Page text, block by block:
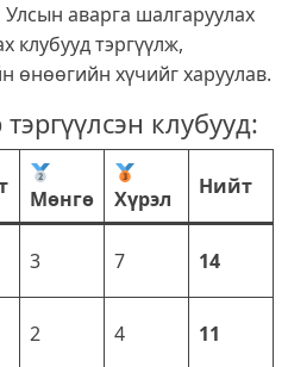
аварга шалгаруулах
клубууд тэргүүлж,
хүчийг харуулав.
клубууд:
Мөнгө Хүрэл Нийт
3 7 14
2 4 11